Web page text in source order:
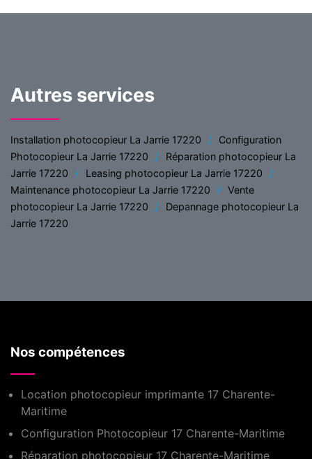
Autres services
Installation photocopieur La Jarrie 17220
Configuration
Photocopieur La Jarrie 17220
Réparation photocopieur La
Jarrie 17220
Leasing photocopieur La Jarrie 17220
Maintenance photocopieur La Jarrie 17220
Vente
photocopieur La Jarrie 17220
Depannage photocopieur La
Jarrie 17220
Nos compétences
Location photocopieur imprimante 17 Charente-
Maritime
Configuration Photocopieur 17 Charente-Maritime
Réparation photocopieur 17 Charente-Maritime